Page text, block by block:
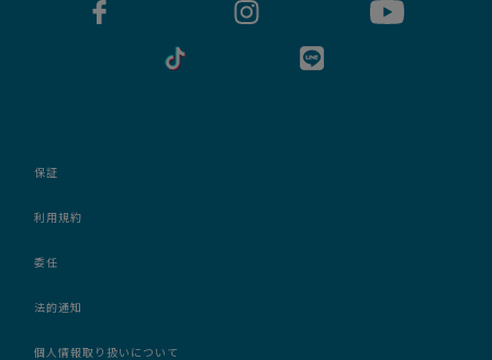
保証
利用規約
委任
法的通知
個人情報取り扱いについて